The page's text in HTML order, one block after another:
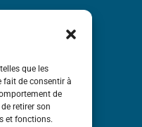
que les
fait de consentir à
de
retirer son
et fonctions.